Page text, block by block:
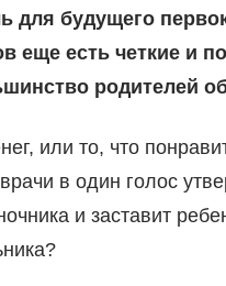
будущего
еще есть четкие и
родителей
или то, что
в один голос
и заставит